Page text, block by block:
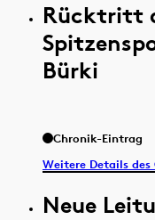
Rücktritt
Bürki
Chronik-Eintrag
Weitere Details
Neue